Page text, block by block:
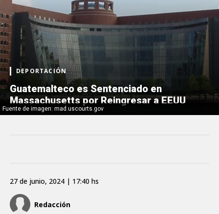
Fuente de imagen: mad.uscourts.gov
DEPORTACIÓN
Guatemalteco es Sentenciado en
Massachusetts por Reingresar a EEUU
Redacción
27 de junio, 2024 | 17:40 hs